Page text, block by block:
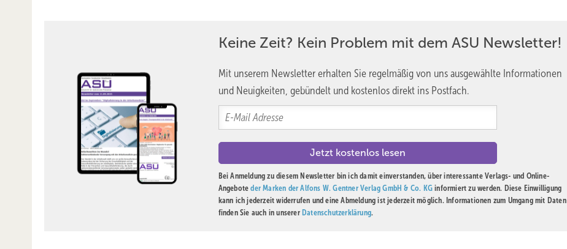
Keine Zeit? Kein Problem mit dem ASU Newsletter!
Mit unserem Newsletter erhalten Sie regelmäßig von uns ausgewählte Informationen
und Neuigkeiten, gebündelt und kostenlos direkt ins Postfach.
Bei Anmeldung zu diesem Newsletter bin ich damit einverstanden, über interessante Verlags- und Online-
Angeboteder Marken der Alfons W. Gentner Verlag GmbH & Co. KG informiert zu werden. Diese Einwilligung
kann ich jederzeit widerrufen und eine Abmeldung ist jederzeit möglich. Informationen zum Umgang mit Daten
finden Sie auch in unserer Datenschutzerklärung.